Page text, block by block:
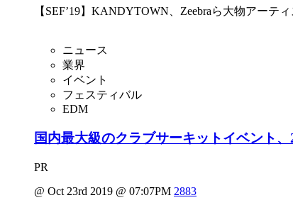
【SEF’19】KANDYTOWN、Zeebraら大物アー
ニュース
業界
イベント
フェスティバル
EDM
国内最大級のクラブサーキットイベント
PR
@ Oct 23rd 2019 @ 07:07PM 2883